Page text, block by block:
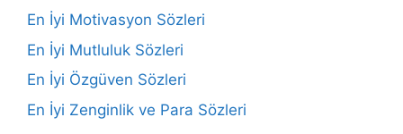
En İyi Motivasyon Sözleri
En İyi Mutluluk Sözleri
En İyi Özgüven Sözleri
En İyi Zenginlik ve Para Sözleri